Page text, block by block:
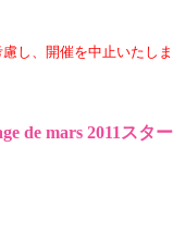
し、開催を中止いたしま
de mars 2011スター